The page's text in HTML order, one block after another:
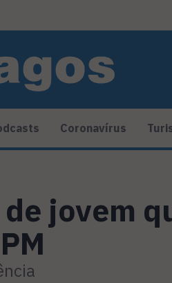
Coronavírus
jovem